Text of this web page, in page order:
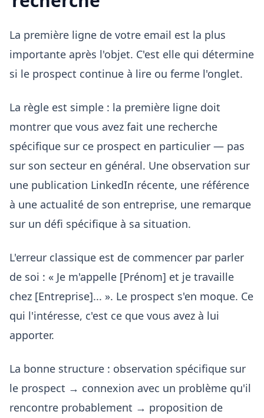
La première ligne de votre email est la plus
importante après l'objet. C'est elle qui détermine
si le prospect continue à lire ou ferme l'onglet.
La règle est simple : la première ligne doit
montrer que vous avez fait une recherche
spécifique sur ce prospect en particulier — pas
sur son secteur en général. Une observation sur
une publication LinkedIn récente, une référence
à une actualité de son entreprise, une remarque
sur un défi spécifique à sa situation.
L'erreur classique est de commencer par parler
de soi : « Je m'appelle [Prénom] et je travaille
chez [Entreprise]... ». Le prospect s'en moque. Ce
qui l'intéresse, c'est ce que vous avez à lui
apporter.
La bonne structure : observation spécifique sur
le prospect → connexion avec un problème qu'il
rencontre probablement → proposition de